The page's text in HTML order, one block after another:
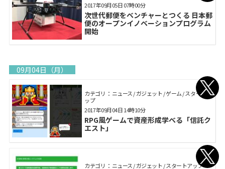
次世代郵便をベンチャーとつくる 日本郵
便のオープンイノベーションプログラム
開始
2017年09月05日 07時00分
09月04日（月）
カテゴリ： ニュース / ガジェット / ゲーム / スタートア
ップ
RPG風ゲームで資産形成学べる「信託ク
エスト」
2017年09月04日 14時10分
カテゴリ： ニュース / ガジェット / スタートアップ